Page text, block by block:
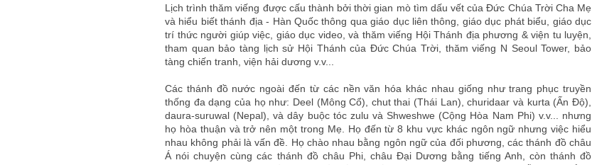
Lịch trình thăm viếng được cấu thành bởi thời gian mò tìm dấu vết của Đức Chúa Trời Cha Mẹ
và hiểu biết thánh địa - Hàn Quốc thông qua giáo dục liên thông, giáo dục phát biểu, giáo dục
trí thức người giúp việc, giáo dục video, và thăm viếng Hội Thánh địa phương & viện tu luyện,
tham quan bảo tàng lịch sử Hội Thánh của Đức Chúa Trời, thăm viếng N Seoul Tower, bảo
tàng chiến tranh, viện hải dương v.v...
Các thánh đồ nước ngoài đến từ các nền văn hóa khác nhau giống như trang phục truyền
thống đa dạng của họ như: Deel (Mông Cổ), chut thai (Thái Lan), churidaar và kurta (Ấn Độ),
daura-suruwal (Nepal), và dây buộc tóc zulu và Shweshwe (Cộng Hòa Nam Phi) v.v... nhưng
họ hòa thuận và trở nên một trong Mẹ. Họ đến từ 8 khu vực khác ngôn ngữ nhưng việc hiểu
nhau không phải là vấn đề. Họ chào nhau bằng ngôn ngữ của đối phương, các thánh đồ châu
Á nói chuyện cùng các thánh đồ châu Phi, châu Đại Dương bằng tiếng Anh, còn thánh đồ